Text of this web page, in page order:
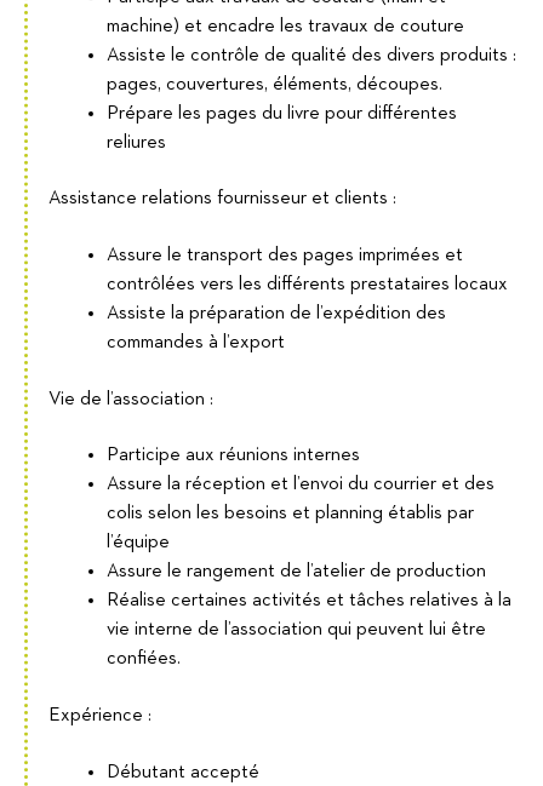
machine) et encadre les travaux de couture
Assiste le contrôle de qualité des divers produits :
pages, couvertures, éléments, découpes.
Prépare les pages du livre pour différentes
reliures
Assistance relations fournisseur et clients :
Assure le transport des pages imprimées et
contrôlées vers les différents prestataires locaux
Assiste la préparation de l’expédition des
commandes à l’export
Vie de l’association :
Participe aux réunions internes
Assure la réception et l’envoi du courrier et des
colis selon les besoins et planning établis par
l’équipe
Assure le rangement de l’atelier de production
Réalise certaines activités et tâches relatives à la
vie interne de l’association qui peuvent lui être
confiées.
Expérience :
Débutant accepté